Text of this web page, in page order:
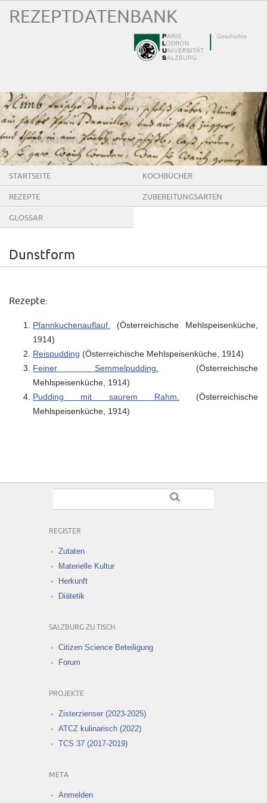
REZEPTDATENBANK
STARTSEITE KOCHBÜCHER
REZEPTE ZUBEREITUNGSARTEN
GLOSSAR
Dunstform
Rezepte:
Pfannkuchenauflauf.
(Österreichische Mehlspeisenküche,
1914)
Reispudding (Österreichische Mehlspeisenküche, 1914)
Feiner Semmelpudding.
(Österreichische
Mehlspeisenküche, 1914)
Pudding mit saurem Rahm.
(Österreichische
Mehlspeisenküche, 1914)
REGISTER
Zutaten
Materielle Kultur
Herkunft
Diätetik
SALZBURG ZU TISCH
Citizen Science Beteiligung
Forum
PROJEKTE
Zisterzienser (2023-2025)
ATCZ kulinarisch (2022)
TCS 37 (2017-2019)
META
Anmelden